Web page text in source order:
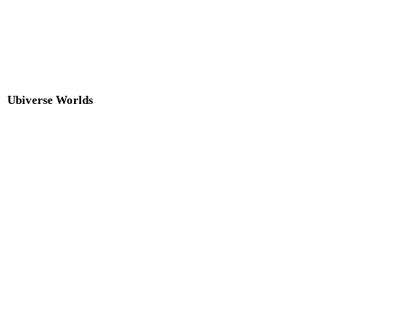
Ubiverse Worlds